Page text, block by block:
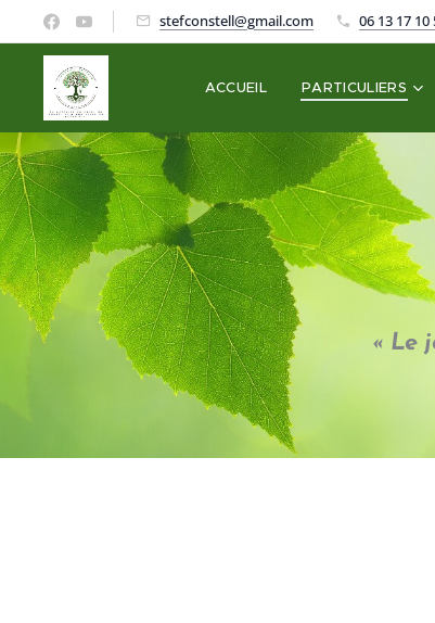
stefconstell@gmail.com 06 13 17 10
ACCUEIL PARTICULIERS
« Le